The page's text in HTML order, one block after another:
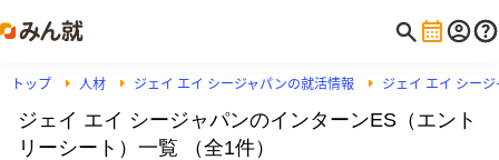
トップ 人材 ジェイ エイ シージャパンの就活情報 ジェイ エイ シー
ジェイ エイ シージャパンのインターンES（エント
リーシート）一覧 （全1件）